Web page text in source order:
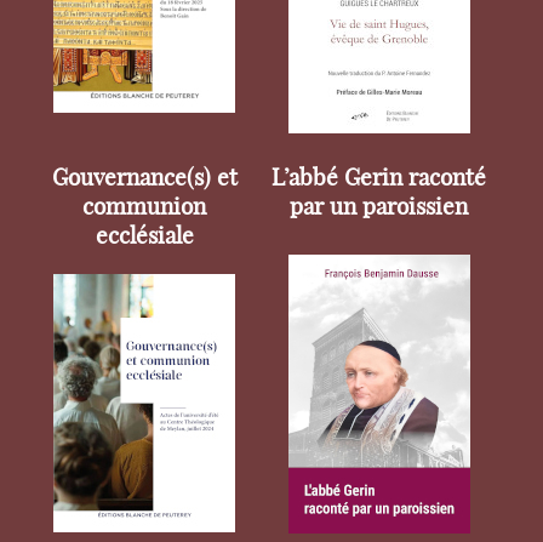
Gouvernance(s) et
communion
ecclésiale
L’abbé Gerin raconté
par un paroissien